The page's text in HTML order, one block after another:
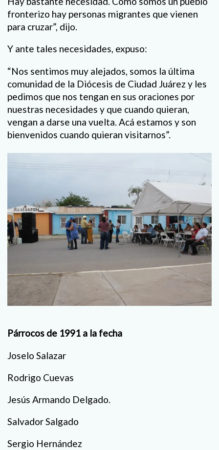
fronterizo hay personas migrantes que vienen
para cruzar”, dijo.
Y ante tales necesidades, expuso:
“Nos sentimos muy alejados, somos la última
comunidad de la Diócesis de Ciudad Juárez y les
pedimos que nos tengan en sus oraciones por
nuestras necesidades y que cuando quieran,
vengan a darse una vuelta. Acá estamos y son
bienvenidos cuando quieran visitarnos”.
Párrocos de 1991 a la fecha
Joselo Salazar
Rodrigo Cuevas
Jesús Armando Delgado.
Salvador Salgado
Sergio Hernández